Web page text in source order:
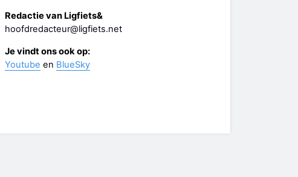
Redactie van Ligfiets&
hoofdredacteur@ligfiets.net
Je vindt ons ook op:
Youtube en BlueSky